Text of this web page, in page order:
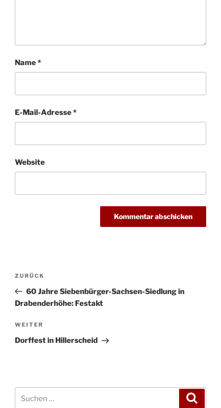
Name*
E-Mail-Adresse*
Website
Beitragsnavigation
Vorheriger
Beitrag
ZURÜCK
60 Jahre Siebenbürger-Sachsen-Siedlung in
Drabenderhöhe: Festakt
Nächster
Beitrag
WEITER
Dorffest in Hillerscheid